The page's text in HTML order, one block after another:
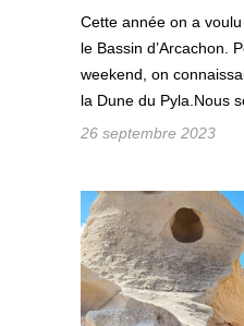
Cette année on a
le Bassin d’Arcachon.
weekend, on
la Dune du Pyla.Nous
26 septembre 2023